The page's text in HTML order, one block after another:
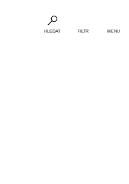
HLEDAT FILTR MENU